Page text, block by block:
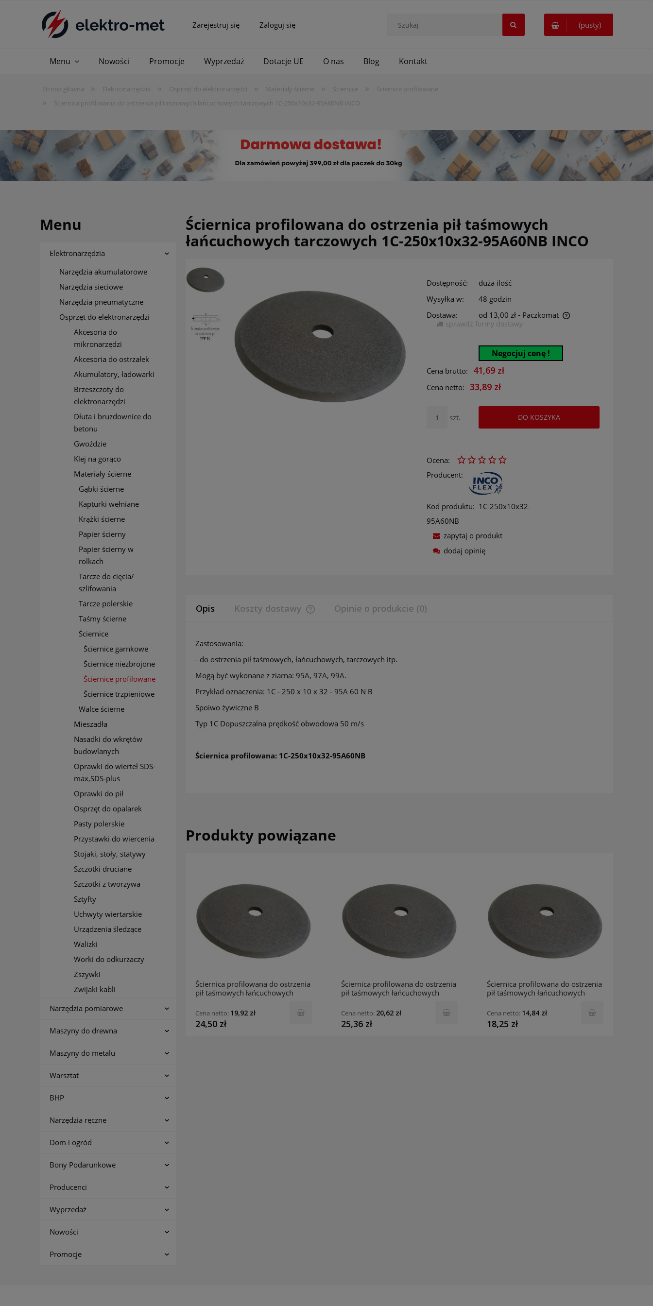
(pusty)
Zarejestruj się Zaloguj się
Menu Nowości Promocje Wyprzedaż Dotacje UE O nas Blog Kontakt
Strona główna » Elektronarzędzia » Osprzęt do elektronarzędzi » Materiały ścierne » Ściernice » Ściernice profilowane
» Ściernica profilowana do ostrzenia pił taśmowych łańcuchowych tarczowych 1C-250x10x32-95A60NB INCO
Menu
Elektronarzędzia
Narzędzia akumulatorowe
Narzędzia sieciowe
Narzędzia pneumatyczne
Osprzęt do elektronarzędzi
Akcesoria do
mikronarzędzi
Akcesoria do ostrzałek
Akumulatory, ładowarki
Brzeszczoty do
elektronarzędzi
Dłuta i bruzdownice do
betonu
Gwoździe
Klej na gorąco
Materiały ścierne
Gąbki ścierne
Kapturki wełniane
Krążki ścierne
Papier ścierny
Papier ścierny w
rolkach
Tarcze do cięcia/
szlifowania
Tarcze polerskie
Taśmy ścierne
Ściernice
Ściernice garnkowe
Ściernice niezbrojone
Ściernice profilowane
Ściernice trzpieniowe
Walce ścierne
Mieszadła
Nasadki do wkrętów
budowlanych
Oprawki do wierteł SDS-
max,SDS-plus
Oprawki do pił
Osprzęt do opalarek
Pasty polerskie
Przystawki do wiercenia
Stojaki, stoły, statywy
Szczotki druciane
Szczotki z tworzywa
Sztyfty
Uchwyty wiertarskie
Urządzenia śledzące
Walizki
Worki do odkurzaczy
Zszywki
Zwijaki kabli
Narzędzia pomiarowe
Maszyny do drewna
Maszyny do metalu
Warsztat
BHP
Narzędzia ręczne
Dom i ogród
Bony Podarunkowe
Producenci
Wyprzedaż
Nowości
Promocje
Ściernica profilowana do ostrzenia pił taśmowych
łańcuchowych tarczowych 1C-250x10x32-95A60NB INCO
Dostępność:
duża ilość
Wysyłka w:
48 godzin
Dostawa:
od 13,00 zł - Paczkomat
sprawdź formy dostawy
Negocjuj cenę !
Cena brutto: 41,69 zł
Cena netto: 33,89 zł
szt. DO KOSZYKA
Ocena:
Producent:
Kod produktu: 1C-250x10x32-
95A60NB
zapytaj o produkt
dodaj opinię
Opis Koszty dostawy Opinie o produkcie (0)
Zastosowania:
- do ostrzenia pił taśmowych, łańcuchowych, tarczowych itp.
Mogą być wykonane z ziarna: 95A, 97A, 99A.
Przykład oznaczenia: 1C - 250 x 10 x 32 - 95A 60 N B
Spoiwo żywiczne B
Typ 1C Dopuszczalna prędkość obwodowa 50 m/s
Ściernica profilowana: 1C-250x10x32-95A60NB
Produkty powiązane
pił taśmowych łańcuchowych
95A60NB INCO
Cena netto: 12,67 zł
Ściernica profilowana do ostrzenia
pił taśmowych łańcuchowych
95A60NB INCO
24,50 zł
Cena netto: 19,92 zł
Ściernica profilowana do ostrzenia
pił taśmowych łańcuchowych
95A60NB INCO
25,36 zł
Cena netto: 20,62 zł
Ściernica profilowana do ostrzenia
pił taśmowych łańcuchowych
95A60NB INCO
18,25 zł
Cena netto: 14,84 zł